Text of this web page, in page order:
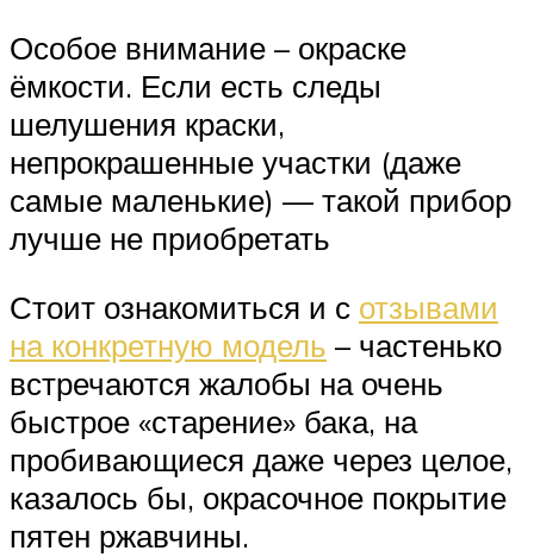
Особое внимание – окраске
ёмкости. Если есть следы
шелушения краски,
непрокрашенные участки (даже
самые маленькие) — такой прибор
лучше не приобретать
Стоит ознакомиться и с отзывами
на конкретную модель – частенько
встречаются жалобы на очень
быстрое «старение» бака, на
пробивающиеся даже через целое,
казалось бы, окрасочное покрытие
пятен ржавчины.